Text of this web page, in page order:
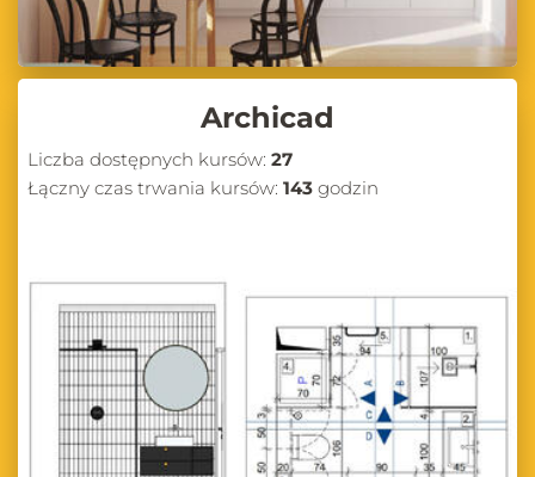
Archicad
Liczba dostępnych kursów: 27
Łączny czas trwania kursów: 143 godzin